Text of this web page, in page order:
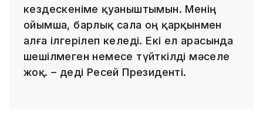
кездескеніме қуаныштымын. Менің
ойымша, барлық сала оң қарқынмен
алға ілгерілеп келеді. Екі ел арасында
шешілмеген немесе түйткілді мәселе
жоқ. – деді Ресей Президенті.